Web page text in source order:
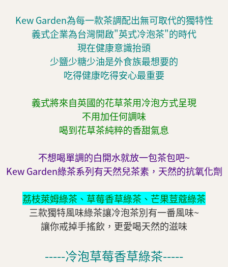
Kew Garden為每一款茶調配出無可取代的獨特性
義式企業為台灣開啟"英式冷泡茶"的時代
現在健康意識抬頭
少鹽少糖少油是外食族最想要的
吃得健康吃得安心最重要
義式將來自英國的花草茶用冷泡方式呈現
不用加任何調味
喝到花草茶純粹的香甜氣息
不想喝單調的白開水就放一包茶包吧~
Kew Garden綠茶系列有天然兒茶素，天然的抗氧化劑
荔枝萊姆綠茶 、 草莓香草綠茶 、 芒果荳蔻綠茶
三款獨特風味綠茶讓冷泡茶別有一番風味~
讓你戒掉手搖飲，更愛喝天然的滋味
-----冷泡草莓香草綠茶-----